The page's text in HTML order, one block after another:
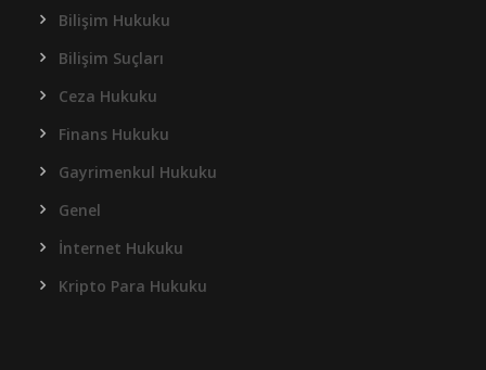
Bilişim Hukuku
Bilişim Suçları
Ceza Hukuku
Finans Hukuku
Gayrimenkul Hukuku
Genel
İnternet Hukuku
Kripto Para Hukuku